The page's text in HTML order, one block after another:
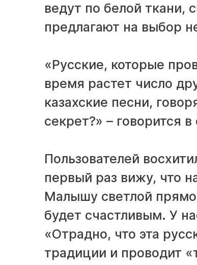
ведут по белой ткани,
предлагают на выбор
«Русские, которые
время растет число
казахские песни,
секрет?» – говорится
Пользователей
первый раз вижу, что
Малышу светлой
будет счастливым. У
«Отрадно, что эта
традиции и проводит